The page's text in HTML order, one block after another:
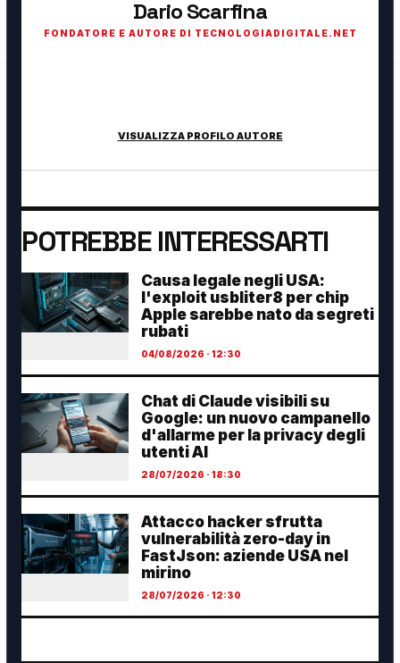
Dario Scarfina
FONDATORE E AUTORE DI TECNOLOGIADIGITALE.NET
VISUALIZZA PROFILO AUTORE
POTREBBE INTERESSARTI
Causa legale negli USA:
l'exploit usbliter8 per chip
Apple sarebbe nato da segreti
rubati
04/08/2026 · 12:30
Chat di Claude visibili su
Google: un nuovo campanello
d'allarme per la privacy degli
utenti AI
28/07/2026 · 18:30
Attacco hacker sfrutta
vulnerabilità zero-day in
FastJson: aziende USA nel
mirino
28/07/2026 · 12:30